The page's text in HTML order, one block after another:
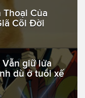
Thoại Của
Cõi Đời
giữ lửa
dù ở tuổi xế